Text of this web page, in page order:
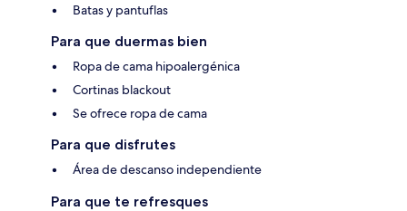
Batas y pantuflas
Para que duermas bien
Ropa de cama hipoalergénica
Cortinas blackout
Se ofrece ropa de cama
Para que disfrutes
Área de descanso independiente
Para que te refresques